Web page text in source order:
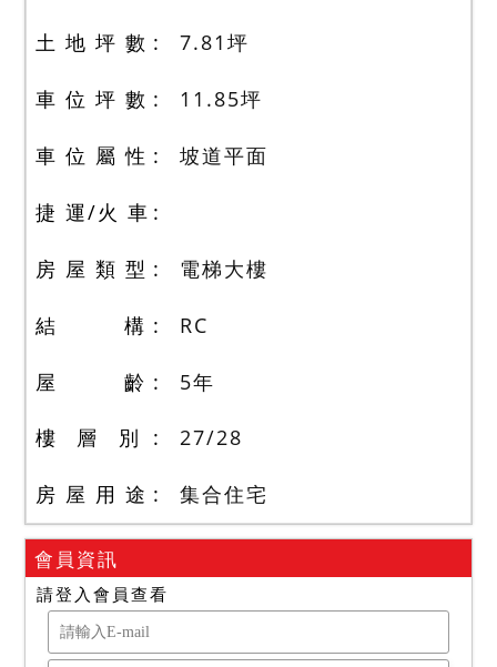
土 地 坪 數 7.81 坪
車 位 坪 數 11.85坪
車 位 屬 性 坡道平面
捷 運/火 車
房 屋 類 型 電梯大樓
結 構 RC
屋 齡 5年
樓 層 別 27/28
房 屋 用 途 集合住宅
會員資訊
請登入會員查看